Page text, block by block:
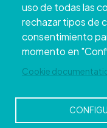
uso de todas las
rechazar tipos de
consentimiento
momento en
Cookie
Copyright ©
Pontevedra.
Aviso
Accessibility